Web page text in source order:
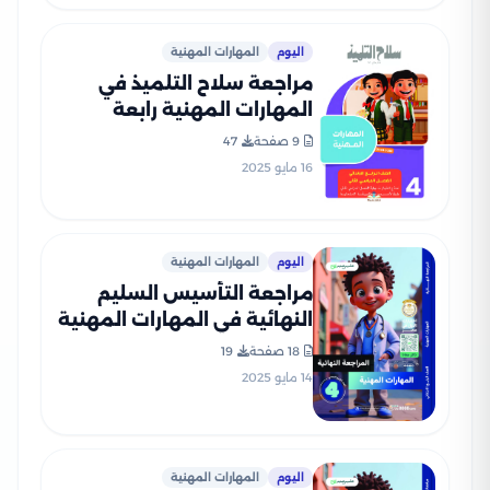
اليوم المهارات المهنية
مراجعة سلاح التلميذ في
المهارات المهنية رابعة
بالاجابات
9 صفحة
47
16 مايو 2025
اليوم المهارات المهنية
مراجعة التأسيس السليم
النهائية في المهارات المهنية
للصف الرابع الابتدائي الترم
الثاني PDF بالاجابات
18 صفحة
19
14 مايو 2025
اليوم المهارات المهنية